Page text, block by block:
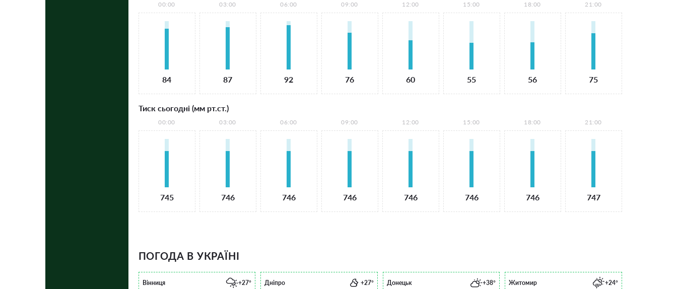
00:00
84
03:00
87
06:00
92
09:00
76
12:00
60
15:00
55
18:00
56
21:00
75
Тиск сьогодні (мм рт.ст.)
00:00
745
03:00
746
06:00
746
09:00
746
12:00
746
15:00
746
18:00
746
21:00
747
ПОГОДА В УКРАЇНІ
Вінниця +27° Дніпро +27° Донецьк +38° Житомир +24°